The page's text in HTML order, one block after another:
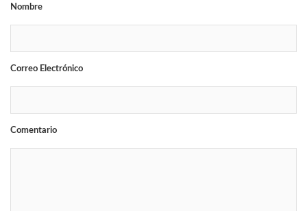
Nombre
Correo Electrónico
Comentario